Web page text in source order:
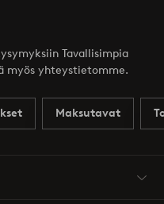
Tavallisimpia
myös yhteystietomme.
Maksutavat